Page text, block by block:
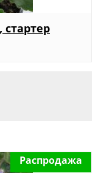
Распродажа